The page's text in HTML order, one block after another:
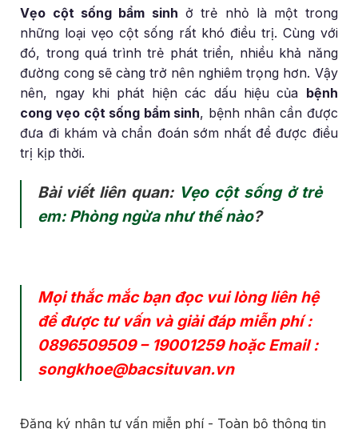
Vẹo cột sống bẩm sinh ở trẻ nhỏ là một trong
những loại vẹo cột sống rất khó điều trị. Cùng với
đó, trong quá trình trẻ phát triển, nhiều khả năng
đường cong sẽ càng trở nên nghiêm trọng hơn. Vậy
nên, ngay khi phát hiện các dấu hiệu của bệnh
cong vẹo cột sống bẩm sinh, bệnh nhân cần được
đưa đi khám và chẩn đoán sớm nhất để được điều
trị kịp thời.
Bài viết liên quan: Vẹo cột sống ở trẻ
em: Phòng ngừa như thế nào?
Mọi thắc mắc bạn đọc vui lòng liên hệ
để được tư vấn và giải đáp miễn phí :
0896509509– 19001259hoặc Email :
songkhoe@bacsituvan.vn
Đăng ký nhận tư vấn miễn phí - Toàn bộ thông tin